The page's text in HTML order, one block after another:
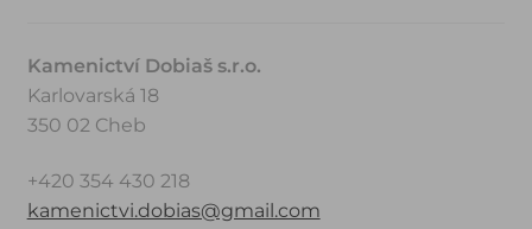
Kamenictví Dobiaš s.r.o.
Karlovarská 18
350 02 Cheb
+420 354 430 218
kamenictvi.dobias@gmail.com